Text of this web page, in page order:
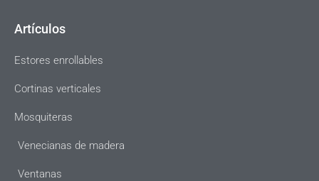
Artículos
Estores enrollables
Cortinas verticales
Mosquiteras
Venecianas de madera
Ventanas